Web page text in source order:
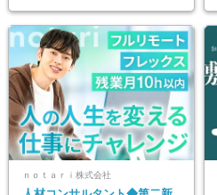
ｎｏｔａｒｉ株式会社